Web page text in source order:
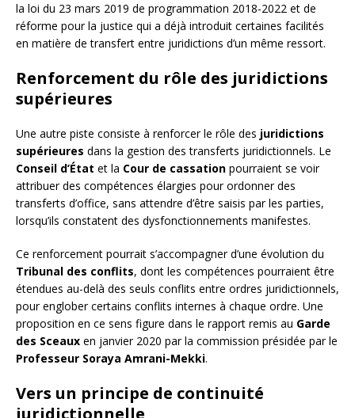
la loi du 23 mars 2019 de programmation 2018-2022 et de
réforme pour la justice qui a déjà introduit certaines facilités
en matière de transfert entre juridictions d’un même ressort.
Renforcement du rôle des juridictions
supérieures
Une autre piste consiste à renforcer le rôle des juridictions
supérieures dans la gestion des transferts juridictionnels. Le
Conseil d’État et la Cour de cassation pourraient se voir
attribuer des compétences élargies pour ordonner des
transferts d’office, sans attendre d’être saisis par les parties,
lorsqu’ils constatent des dysfonctionnements manifestes.
Ce renforcement pourrait s’accompagner d’une évolution du
Tribunal des conflits, dont les compétences pourraient être
étendues au-delà des seuls conflits entre ordres juridictionnels,
pour englober certains conflits internes à chaque ordre. Une
proposition en ce sens figure dans le rapport remis au Garde
des Sceaux en janvier 2020 par la commission présidée par le
Professeur Soraya Amrani-Mekki.
Vers un principe de continuité